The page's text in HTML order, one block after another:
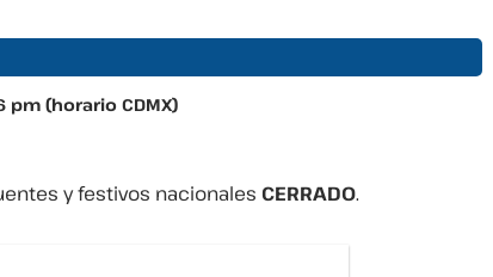
(horario CDMX)
y festivos nacionales CERRADO.